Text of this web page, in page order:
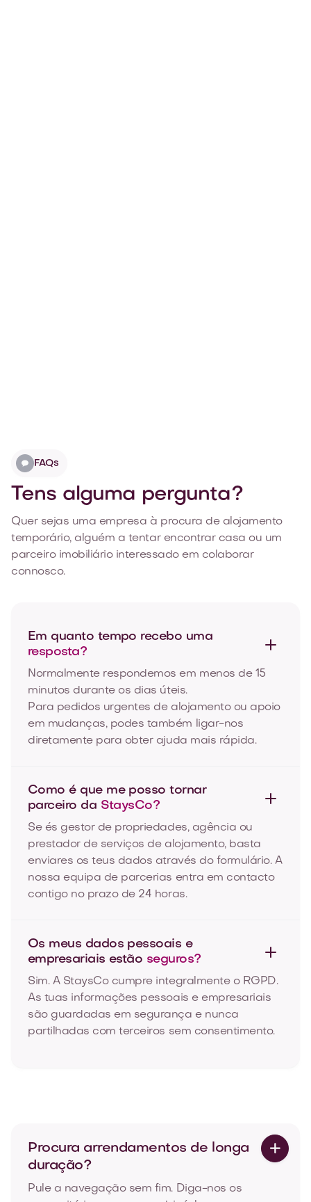
FAQs
Tens alguma pergunta?
Quer sejas uma empresa à procura de alojamento
temporário, alguém a tentar encontrar casa ou um
parceiro imobiliário interessado em colaborar
connosco.
Em quanto tempo recebo uma
resposta?
Normalmente respondemos em menos de 15
minutos durante os dias úteis.
Para pedidos urgentes de alojamento ou apoio
em mudanças, podes também ligar-nos
diretamente para obter ajuda mais rápida.
Como é que me posso tornar
parceiro da StaysCo?
Se és gestor de propriedades, agência ou
prestador de serviços de alojamento, basta
enviares os teus dados através do formulário. A
nossa equipa de parcerias entra em contacto
contigo no prazo de 24 horas.
Os meus dados pessoais e
empresariais estão seguros?
Sim. A StaysCo cumpre integralmente o RGPD.
As tuas informações pessoais e empresariais
são guardadas em segurança e nunca
partilhadas com terceiros sem consentimento.
Procura arrendamentos de longa
duração?
Pule a navegação sem fim. Diga-nos os
